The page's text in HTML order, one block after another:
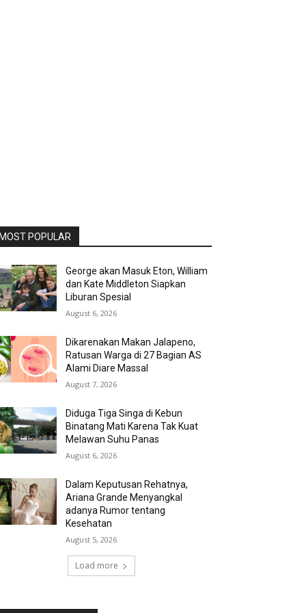
MOST POPULAR
George akan Masuk Eton, William
dan Kate Middleton Siapkan
Liburan Spesial
August 6, 2026
Dikarenakan Makan Jalapeno,
Ratusan Warga di 27 Bagian AS
Alami Diare Massal
August 7, 2026
Diduga Tiga Singa di Kebun
Binatang Mati Karena Tak Kuat
Melawan Suhu Panas
August 6, 2026
Dalam Keputusan Rehatnya,
Ariana Grande Menyangkal
adanya Rumor tentang
Kesehatan
August 5, 2026
Load more